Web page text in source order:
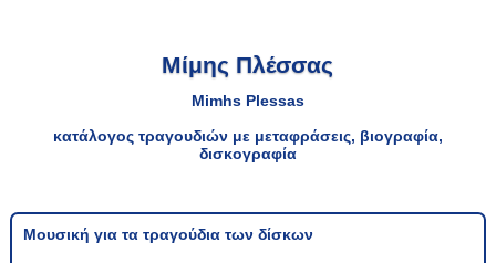
Μίμης Πλέσσας
Mimhs Plessas
κατάλογος τραγουδιών με μεταφράσεις, βιογραφία,
δισκογραφία
Μουσική για τα τραγούδια των δίσκων